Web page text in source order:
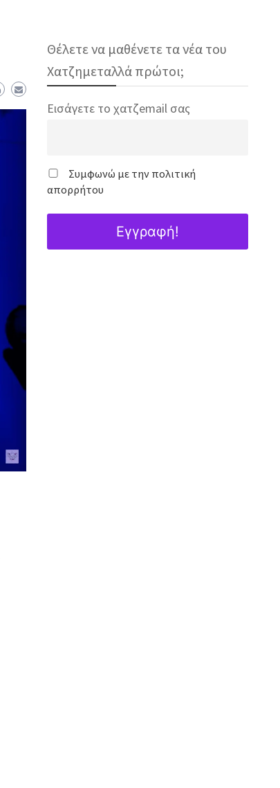
Θέλετε να μαθένετε τα νέα του
Χατζημεταλλά πρώτοι;
Εισάγετε το χατζemail σας
Συμφωνώ με την πολιτική
απορρήτου